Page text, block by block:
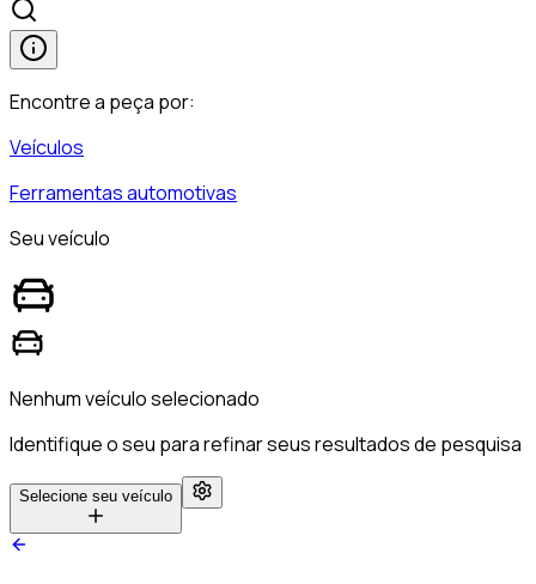
Encontre a peça por:
Veículos
Ferramentas automotivas
Seu veículo
Nenhum veículo selecionado
Identifique o seu para refinar seus resultados de pesquisa
Selecione seu veículo